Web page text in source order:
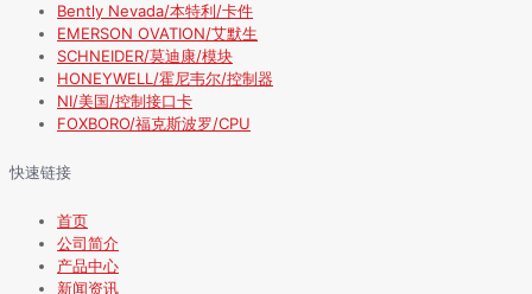
Bently Nevada/本特利/卡件
EMERSON OVATION/艾默生
SCHNEIDER/莫迪康/模块
HONEYWELL/霍尼韦尔/控制器
NI/美国/控制接口卡
FOXBORO/福克斯波罗/CPU
快速链接
首页
公司简介
产品中心
新闻资讯